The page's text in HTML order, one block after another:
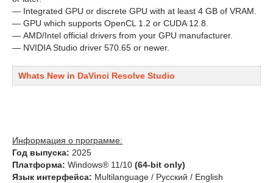
— Integrated GPU or discrete GPU with at least 4 GB of VRAM.
— GPU which supports OpenCL 1.2 or CUDA 12.8.
— AMD/Intel official drivers from your GPU manufacturer.
— NVIDIA Studio driver 570.65 or newer.
Whats New in DaVinci Resolve Studio
Информация о программе:
Год выпуска: 2025
Платформа: Windows® 11/10 (64-bit only)
Язык интерфейса: Multilanguage / Русский / English